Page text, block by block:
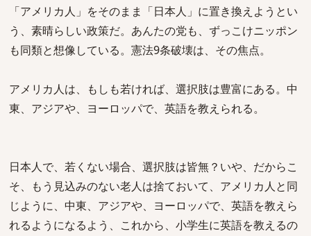
「アメリカ人」をそのまま「日本人」に置き換えようとい
う、素晴らしい政策だ。あんたの党も、ずっこけニッポン
も同類と想像している。憲法9条破壊は、その焦点。
アメリカ人は、もしも若ければ、選択肢は豊富にある。中
東、アジアや、ヨーロッパで、英語を教えられる。
日本人で、若くない場合、選択肢は皆無？いや、だからこ
そ、もう見込みのない老人は捨ておいて、アメリカ人と同
じように、中東、アジアや、ヨーロッパで、英語を教えら
れるようになるよう、これから、小学生に英語を教えるの